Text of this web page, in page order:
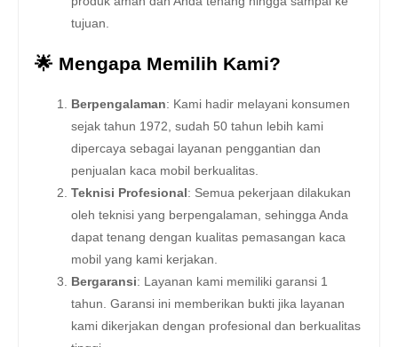
tujuan.
🌟 Mengapa Memilih Kami?
Berpengalaman: Kami hadir melayani konsumen
sejak tahun 1972, sudah 50 tahun lebih kami
dipercaya sebagai layanan penggantian dan
penjualan kaca mobil berkualitas.
Teknisi Profesional : Semua pekerjaan dilakukan
oleh teknisi yang berpengalaman, sehingga Anda
dapat tenang dengan kualitas pemasangan kaca
mobil yang kami kerjakan.
Bergaransi: Layanan kami memiliki garansi 1
tahun. Garansi ini memberikan bukti jika layanan
kami dikerjakan dengan profesional dan berkualitas